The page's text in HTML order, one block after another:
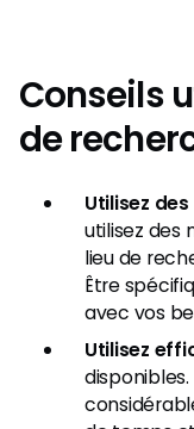
Conseils
de
Utilisez
utilisez des
lieu de
Être
avec vos
Utilisez